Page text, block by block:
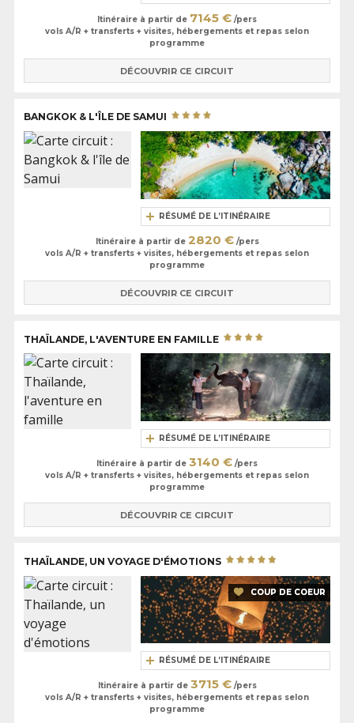
Itinéraire à partir de 7145 € /pers
vols A/R + transferts + visites, hébergements et repas selon
programme
DÉCOUVRIR CE CIRCUIT
BANGKOK & L'ÎLE DE SAMUI
RÉSUMÉ DE L’ITINÉRAIRE
Itinéraire à partir de 2820 €/pers
vols A/R + transferts + visites, hébergements et repas selon
programme
DÉCOUVRIR CE CIRCUIT
THAÏLANDE, L'AVENTURE EN FAMILLE
RÉSUMÉ DE L’ITINÉRAIRE
Itinéraire à partir de 3140 € /pers
vols A/R + transferts + visites, hébergements et repas selon
programme
DÉCOUVRIR CE CIRCUIT
THAÏLANDE, UN VOYAGE D'ÉMOTIONS
RÉSUMÉ DE L’ITINÉRAIRE
COUP DE COEUR
Itinéraire à partir de 3715 €/pers
vols A/R + transferts + visites, hébergements et repas selon
programme